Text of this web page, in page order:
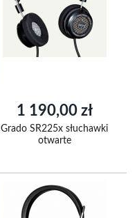
1 190,00 zł
Grado SR225x słuchawki
otwarte